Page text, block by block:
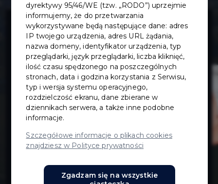
Projekt
przebudowy ul.
Dąbrowskiego
w Pruszczu
Gdańskim na
odc. od ronda
dyrektywy 95/46/WE (tzw. „RODO”) uprzejmie
informujemy, że do przetwarzania
wykorzystywane będą następujące dane: adres
IP twojego urządzenia, adres URL żądania,
nazwa domeny, identyfikator urządzenia, typ
przeglądarki, język przeglądarki, liczba kliknięć,
ilość czasu spędzonego na poszczególnych
stronach, data i godzina korzystania z Serwisu,
typ i wersja systemu operacyjnego,
rozdzielczość ekranu, dane zbierane w
dziennikach serwera, a także inne podobne
informacje.
Szczegółowe informacje o plikach cookies
znajdziesz w Polityce prywatności
Zgadzam się na wszystkie